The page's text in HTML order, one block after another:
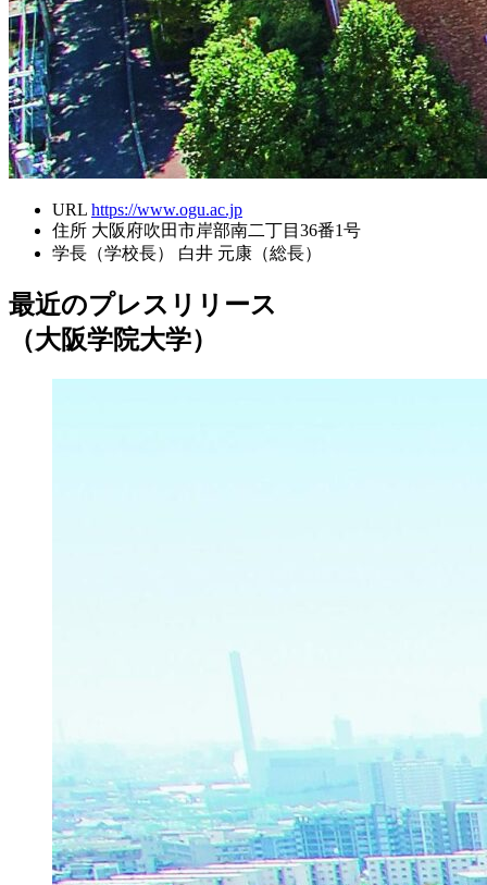
URL https://www.ogu.ac.jp
住所 大阪府吹田市岸部南二丁目36番1号
学長（学校長）
白井 元康（総長）
最近のプレスリリース
（大阪学院大学）